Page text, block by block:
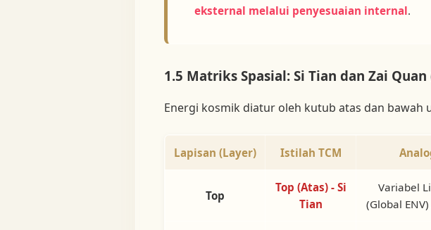
eksternal melalui penyesuaian internal.
1.5 Matriks Spasial: Si Tian dan Zai
Energi kosmik diatur oleh kutub atas dan bawah
Lapisan (Layer) Istilah TCM
Top
Top (Atas) - Si
Tian
Variabel
(Global